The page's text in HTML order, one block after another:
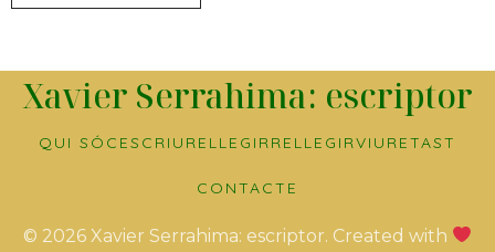
Xavier Serrahima: escriptor
QUI SÓC ESCRIURE LLEGIR RELLEGIRVIURETAST
CONTACTE
© 2026 Xavier Serrahima: escriptor. Created with